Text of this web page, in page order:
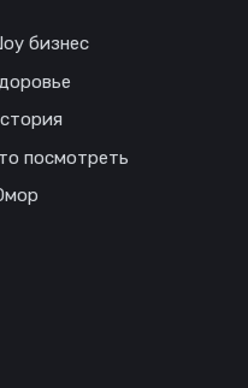
бизнес
посмотреть